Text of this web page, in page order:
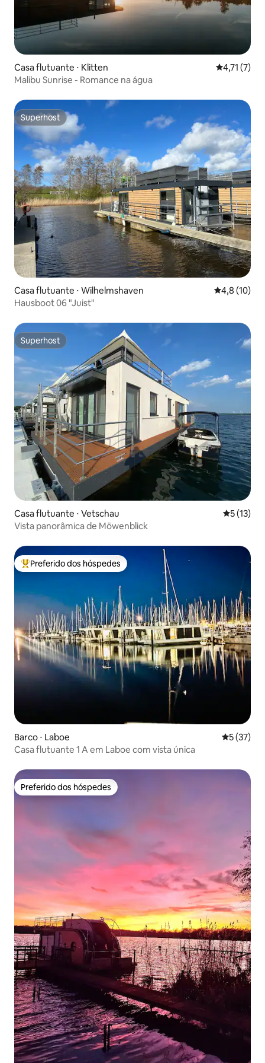
Casa flutuante ⋅ Klitten 4,71 de
4,71 (7)
Malibu Sunrise - Romance na água
Superhost
Superhost
Casa flutuante ⋅ Wilhelmshaven 4,8 de uma
4,8 (10)
Hausboot 06 "Juist"
Superhost
Superhost
Casa flutuante ⋅ Vetschau 5 de uma
5 (13)
Vista panorâmica de Möwenblick
Entre os melhores preferidos dos hóspedes
Preferido dos hóspedes
Barco ⋅ Laboe 5 de uma
5 (37)
Casa flutuante 1 A em Laboe com vista única
Preferido dos hóspedes
Preferido dos hóspedes